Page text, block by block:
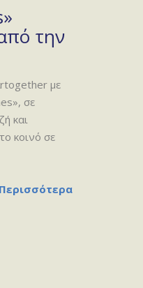
την
με
σε
και
κοινό σε
Περισσότερα